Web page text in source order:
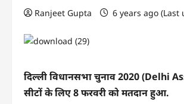
Ranjeet Gupta 6 years ago (Last
दिल्ली विधानसभा चुनाव 2020 (Delhi
सीटों के लिए 8 फरवरी को मतदान हुआ.